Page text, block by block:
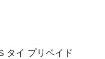
タイ プリペイド